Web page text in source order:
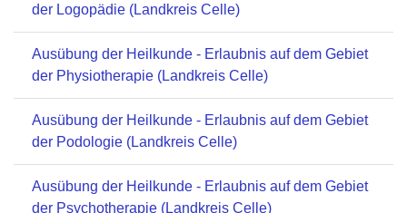
der Logopädie (Landkreis Celle)
Ausübung der Heilkunde - Erlaubnis auf dem Gebiet
der Physiotherapie (Landkreis Celle)
Ausübung der Heilkunde - Erlaubnis auf dem Gebiet
der Podologie (Landkreis Celle)
Ausübung der Heilkunde - Erlaubnis auf dem Gebiet
der Psychotherapie (Landkreis Celle)